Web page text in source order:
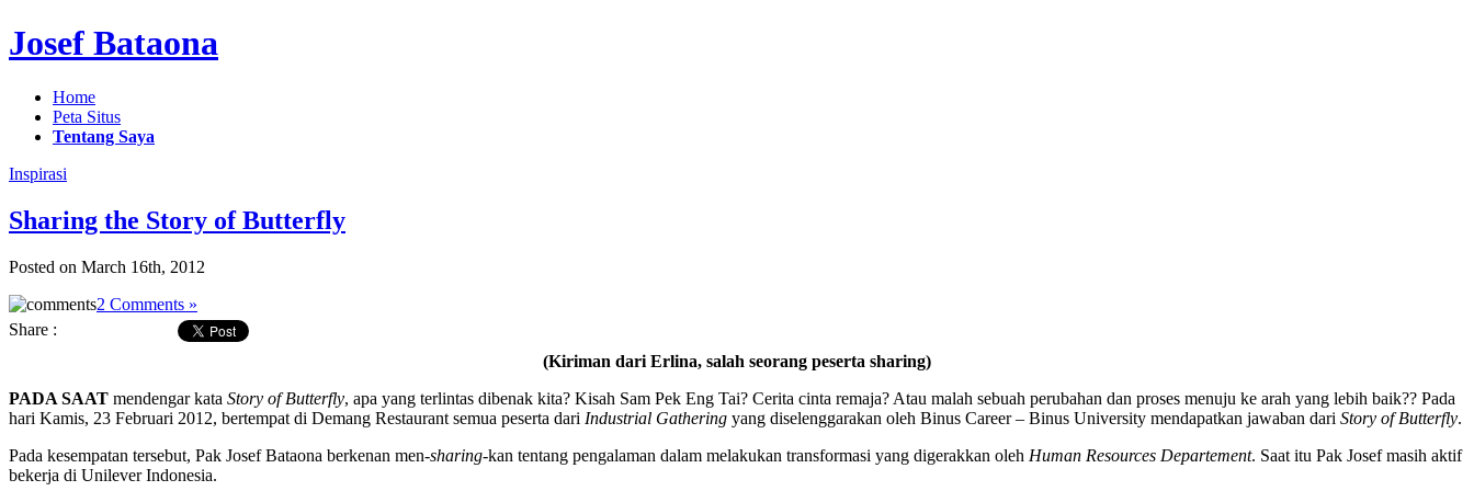
Josef Bataona
Home
Peta Situs
Tentang Saya
Inspirasi
Sharing the Story of Butterfly
Posted on March 16th, 2012
2 Comments »
Share :
(Kiriman dari Erlina, salah seorang peserta sharing)
PADA SAAT mendengar kata Story of Butterfly, apa yang terlintas dibenak kita? Kisah Sam Pek Eng Tai? Cerita cinta remaja? Atau malah sebuah perubahan dan proses menuju ke arah yang lebih baik?? Pada
hari Kamis, 23 Februari 2012, bertempat di Demang Restaurant semua peserta dari Industrial Gathering yang diselenggarakan oleh Binus Career – Binus University mendapatkan jawaban dari Story of Butterfly.
Pada kesempatan tersebut, Pak Josef Bataona berkenan men-sharing-kan tentang pengalaman dalam melakukan transformasi yang digerakkan oleh Human Resources Departement. Saat itu Pak Josef masih aktif
bekerja di Unilever Indonesia.